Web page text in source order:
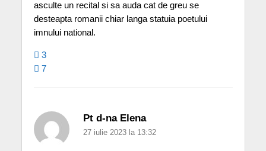
asculte un recital si sa auda cat de greu se
desteapta romanii chiar langa statuia poetului
imnului national.
3
7
Pt d-na Elena
27 iulie 2023 la 13:32